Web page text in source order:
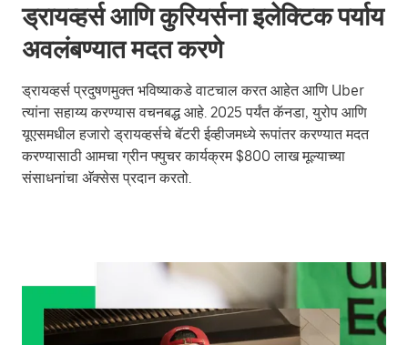
ड्रायव्हर्स आणि कुरियर्सना इलेक्टिक पर्याय
अवलंबण्यात मदत करणे
ड्रायव्हर्स प्रदुषणमुक्त भविष्याकडे वाटचाल करत आहेत आणि Uber
त्यांना सहाय्य करण्यास वचनबद्ध आहे. 2025 पर्यंत कॅनडा, युरोप आणि
यूएसमधील हजारो ड्रायव्हर्सचे बॅटरी ईव्हीजमध्ये रूपांतर करण्यात मदत
करण्यासाठी आमचा ग्रीन फ्युचर कार्यक्रम $800 लाख मूल्याच्या
संसाधनांचा अ‍ॅक्सेस प्रदान करतो.